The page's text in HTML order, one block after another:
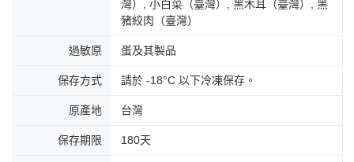
灣）, 小白菜（臺灣）, 黑木耳（臺灣）, 黑
豬絞肉（臺灣）
過敏原 蛋及其製品
保存方式 請於 -18°C 以下冷凍保存。
原產地 台灣
保存期限 180天